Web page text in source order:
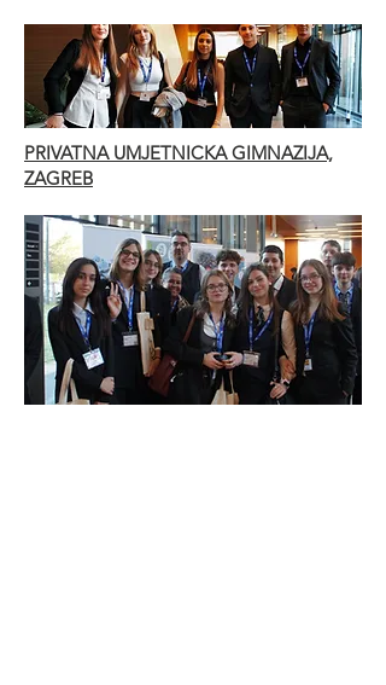
PRIVATNA UMJETNICKA GIMNAZIJA,
ZAGREB